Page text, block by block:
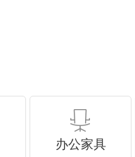
办公家具